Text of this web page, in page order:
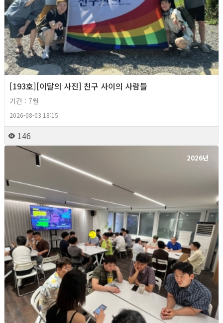
[193호][이달의 사진] 친구 사이의 사람들
기간 : 7월
2026-08-03 18:15
146
2026년